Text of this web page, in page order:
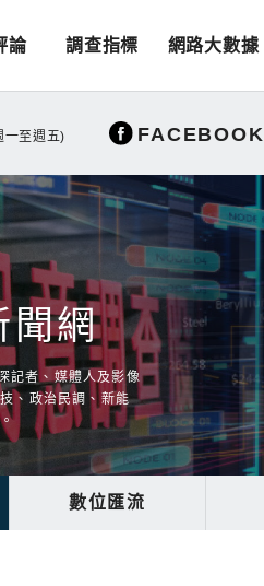
論 調查指標 網路大數據
至週五) FACEBOOK
聞網
記者、媒體人及影像
、政治民調、新能
數位匯流